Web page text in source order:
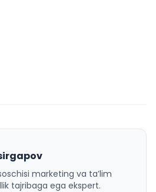
marketing va ta’lim
tajribaga ega ekspert.